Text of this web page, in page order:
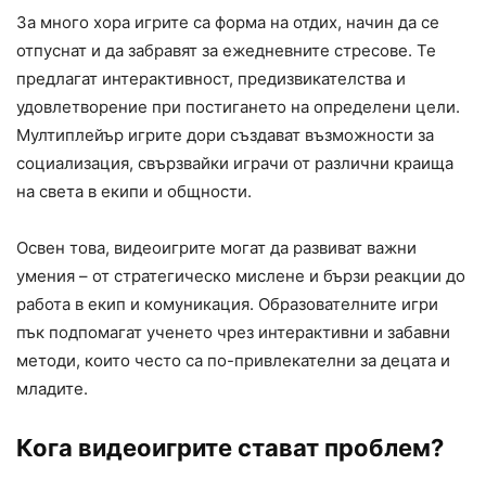
За много хора игрите са форма на отдих, начин да се
отпуснат и да забравят за ежедневните стресове. Те
предлагат интерактивност, предизвикателства и
удовлетворение при постигането на определени цели.
Мултиплейър игрите дори създават възможности за
социализация, свързвайки играчи от различни краища
на света в екипи и общности.
Освен това, видеоигрите могат да развиват важни
умения – от стратегическо мислене и бързи реакции до
работа в екип и комуникация. Образователните игри
пък подпомагат ученето чрез интерактивни и забавни
методи, които често са по-привлекателни за децата и
младите.
Кога видеоигрите стават проблем?